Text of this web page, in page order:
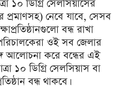
১০ ডিগ্রি সেলসিয়াসের
প্রমাণসহ) নেবে যাবে, সেসব
বন্ধ রাখা
ওই সব জেলার
আলোচনা করে বন্ধের এই
১০ ডিগ্রি সেলসিয়াস বা
বন্ধ থাকবে।